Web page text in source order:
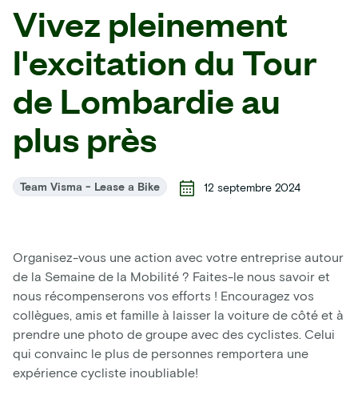
Vivez pleinement
l'excitation du Tour
de Lombardie au
plus près
Team Visma - Lease a Bike 12 septembre 2024
Organisez-vous une action avec votre entreprise autour
de la Semaine de la Mobilité ? Faites-le nous savoir et
nous récompenserons vos efforts ! Encouragez vos
collègues, amis et famille à laisser la voiture de côté et à
prendre une photo de groupe avec des cyclistes. Celui
qui convainc le plus de personnes remportera une
expérience cycliste inoubliable!